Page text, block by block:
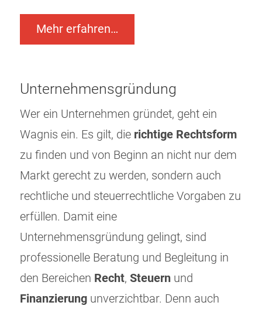
Mehr erfahren…
Unternehmensgründung
Wer ein Unternehmen gründet, geht ein
Wagnis ein. Es gilt, die richtige Rechtsform
zu finden und von Beginn an nicht nur dem
Markt gerecht zu werden, sondern auch
rechtliche und steuerrechtliche Vorgaben zu
erfüllen. Damit eine
Unternehmensgründung gelingt, sind
professionelle Beratung und Begleitung in
den Bereichen Recht, Steuern und
Finanzierung unverzichtbar. Denn auch